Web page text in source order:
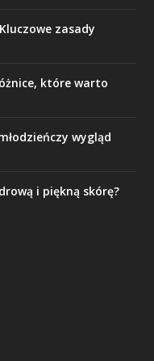
zasady
które warto
wygląd
i piękną skórę?